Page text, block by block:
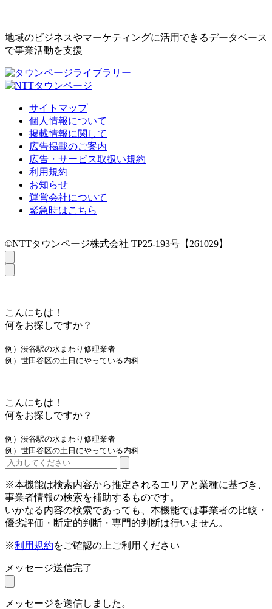
地域のビジネスやマーケティングに活用できるデータベース
で事業活動を支援
サイトマップ
個人情報について
掲載情報に関して
広告掲載のご案内
広告・サービス取扱い規約
利用規約
お知らせ
運営会社について
緊急時はこちら
©NTTタウンページ株式会社 TP25-193号【261029】
こんにちは！
何をお探しですか？
例）渋谷駅の水まわり修理業者
例）世田谷区の土日にやっている内科
こんにちは！
何をお探しですか？
例）渋谷駅の水まわり修理業者
例）世田谷区の土日にやっている内科
※本機能は検索内容から推定されるエリアと業種に基づき、
事業者情報の検索を補助するものです。
いかなる内容の検索であっても、本機能では事業者の比較・
優劣評価・断定的判断・専門的判断は行いません。
※利用規約をご確認の上ご利用ください
メッセージ送信完了
メッセージを送信しました。